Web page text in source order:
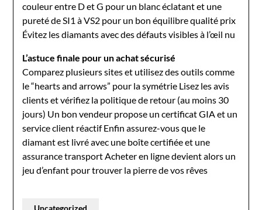
couleur entre D et G pour un blanc éclatant et une
pureté de SI1 à VS2 pour un bon équilibre qualité prix
Évitez les diamants avec des défauts visibles à l’œil nu
L’astuce finale pour un achat sécurisé
Comparez plusieurs sites et utilisez des outils comme
le “hearts and arrows” pour la symétrie Lisez les avis
clients et vérifiez la politique de retour (au moins 30
jours) Un bon vendeur propose un certificat GIA et un
service client réactif Enfin assurez-vous que le
diamant est livré avec une boîte certifiée et une
assurance transport Acheter en ligne devient alors un
jeu d’enfant pour trouver la pierre de vos rêves
Uncategorized